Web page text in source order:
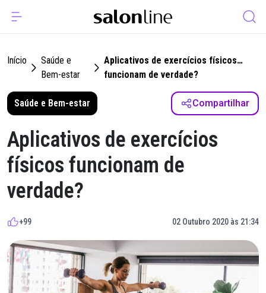
Início
Saúde e
Bem-estar
Aplicativos de exercícios físicos
funcionam de verdade?
Saúde e Bem-estar Compartilhar
Aplicativos de exercícios
físicos funcionam de
verdade?
+99 02 Outubro 2020 às 21:34